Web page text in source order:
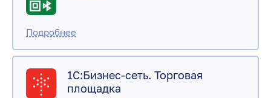
1С:Бизнес-сеть. Торговая
площадка